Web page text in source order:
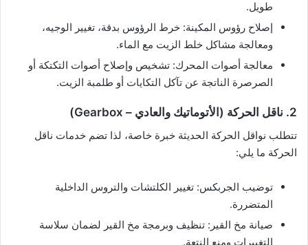
طويل.
إصلاح رؤوس المكينة: خرط الرؤوس بدقة، تغيير الوجيه،
ومعالجة مشاكل خلط الزيت مع الماء.
معالجة أصوات المحرك: تشخيص وإصلاح أصوات التكتكة أو
الصرصرة الناتجة عن تآكل التكايات أو طلمبة الزيت.
2. ناقل الحركة (الأتوماتيك والعادي – Gearbox)
تتطلب نواقل الحركة الحديثة خبرة خاصة، لذا تضم خدمات ناقل
الحركة ما يلي:
توضيب الجربكس: تغيير الكلتشات والتروس الداخلية
المتضررة.
صيانة مخ القير: تنظيف وبرمجة مخ القير لضمان سلاسة
التغييرات ومنع النتعة.